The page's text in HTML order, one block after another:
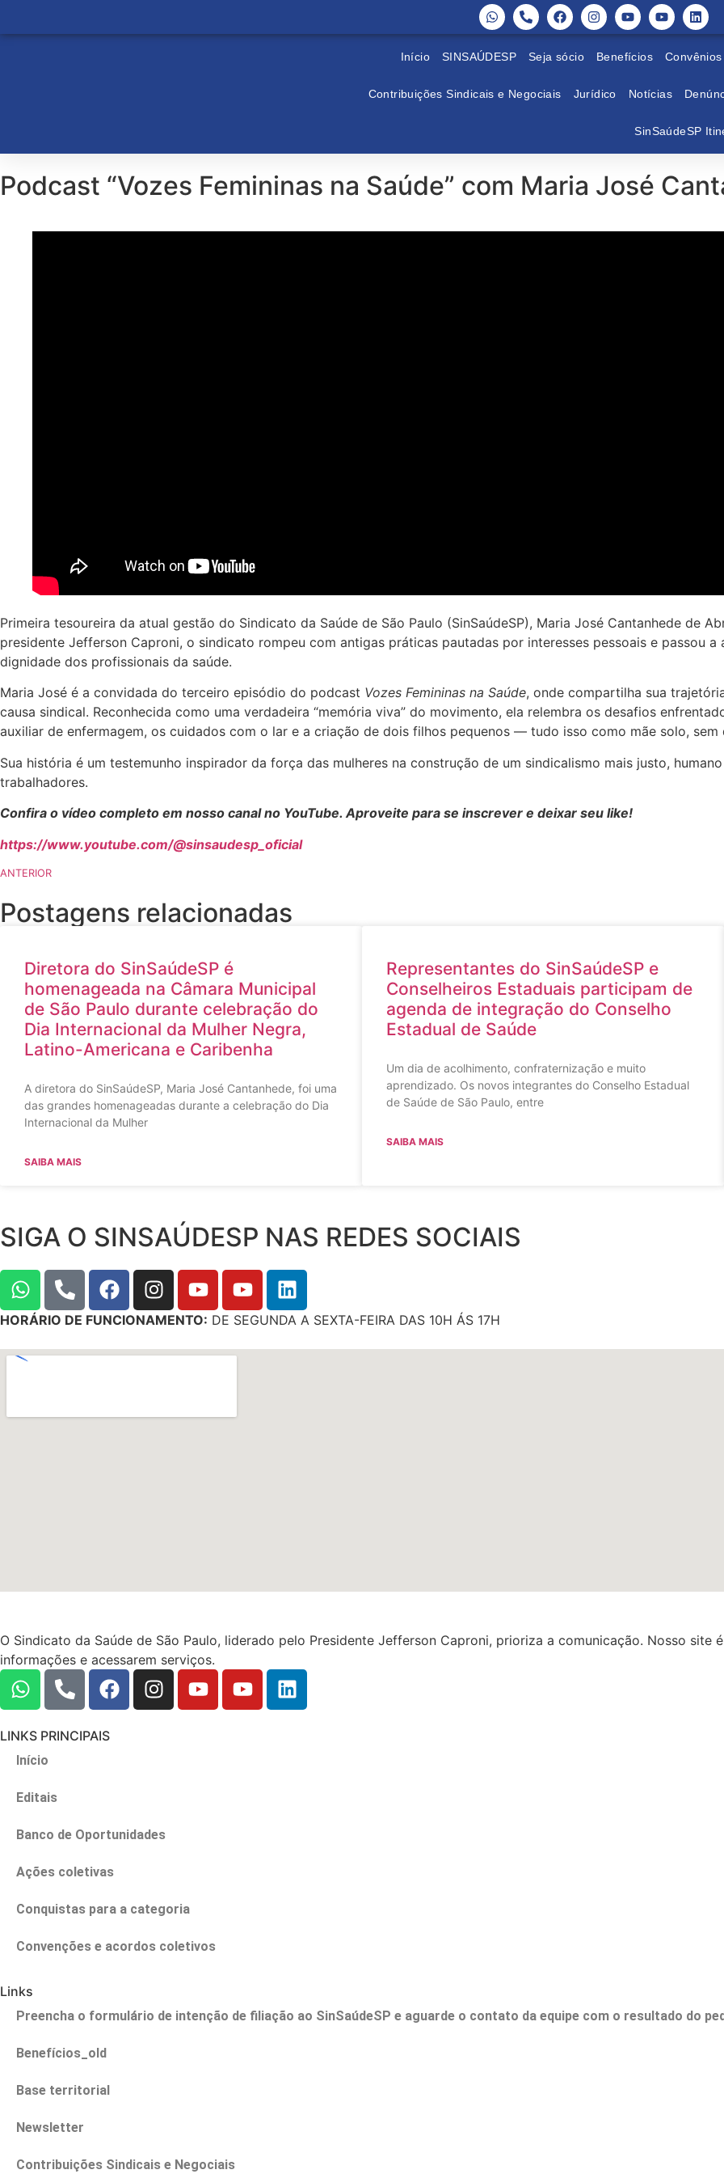
Início SINSAÚDESP Seja sócio Benefícios Convênios
Contribuições Sindicais e Negociais Jurídico Notícias
SinSaúdeSP
Podcast “Vozes Femininas na Saúde” com Maria José
Primeira tesoureira da atual gestão do Sindicato da Saúde de São Paulo (SinSaúdeSP), Maria José Cantanhede de
presidente Jefferson Caproni, o sindicato rompeu com antigas práticas pautadas por interesses pessoais e passou
dignidade dos profissionais da saúde.
Maria José é a convidada do terceiro episódio do podcast Vozes Femininas na Saúde, onde compartilha sua
causa sindical. Reconhecida como uma verdadeira “memória viva” do movimento, ela relembra os desafios
auxiliar de enfermagem, os cuidados com o lar e a criação de dois filhos pequenos — tudo isso como mãe solo, sem
Sua história é um testemunho inspirador da força das mulheres na construção de um sindicalismo mais justo,
trabalhadores.
Confira o vídeo completo em nosso canal no YouTube. Aproveite para se inscrever e deixar seu like!
https://www.youtube.com/@sinsaudesp_oficial
ANTERIOR
Postagens relacionadas
Diretora do SinSaúdeSP é
homenageada na Câmara Municipal
de São Paulo durante celebração do
Dia Internacional da Mulher Negra,
Latino-Americana e Caribenha
A diretora do SinSaúdeSP, Maria José Cantanhede, foi uma
das grandes homenageadas durante a celebração do Dia
Internacional da Mulher
SAIBA MAIS
Representantes do SinSaúdeSP e
Conselheiros Estaduais participam de
agenda de integração do Conselho
Estadual de Saúde
Um dia de acolhimento, confraternização e muito
aprendizado. Os novos integrantes do Conselho Estadual
de Saúde de São Paulo, entre
SAIBA MAIS
SIGA O SINSAÚDESP NAS REDES SOCIAIS
HORÁRIO DE FUNCIONAMENTO: DE SEGUNDA A SEXTA-FEIRA DAS 10H ÁS 17H
O Sindicato da Saúde de São Paulo, liderado pelo Presidente Jefferson Caproni, prioriza a comunicação. Nosso
informações e acessarem serviços.
LINKS PRINCIPAIS
Início
Editais
Banco de Oportunidades
Ações coletivas
Conquistas para a categoria
Convenções e acordos coletivos
Links
Preencha o formulário de intenção de filiação ao SinSaúdeSP e aguarde o contato da equipe com o resultado do
Benefícios_old
Base territorial
Newsletter
Contribuições Sindicais e Negociais